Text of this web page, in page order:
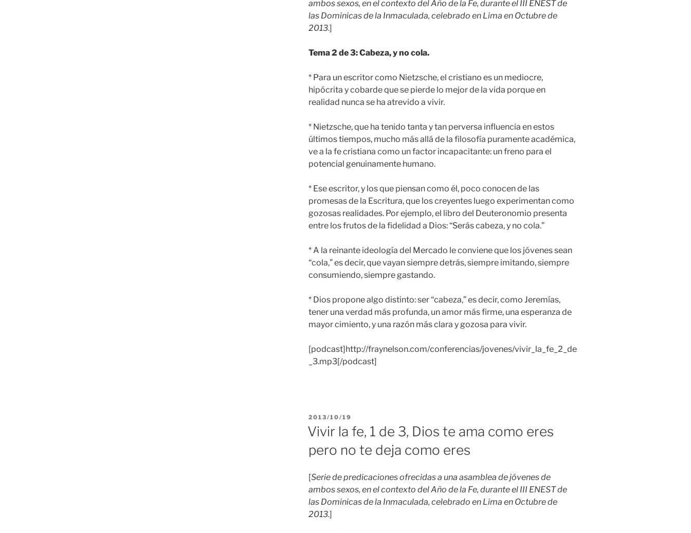
ambos sexos, en el contexto del Año de la Fe, durante el III ENEST de
las Dominicas de la Inmaculada, celebrado en Lima en Octubre de
2013.]
Tema 2 de 3: Cabeza, y no cola.
* Para un escritor como Nietzsche, el cristiano es un mediocre,
hipócrita y cobarde que se pierde lo mejor de la vida porque en
realidad nunca se ha atrevido a vivir.
* Nietzsche, que ha tenido tanta y tan perversa influencia en estos
últimos tiempos, mucho más allá de la filosofía puramente académica,
ve a la fe cristiana como un factor incapacitante: un freno para el
potencial genuinamente humano.
* Ese escritor, y los que piensan como él, poco conocen de las
promesas de la Escritura, que los creyentes luego experimentan como
gozosas realidades. Por ejemplo, el libro del Deuteronomio presenta
entre los frutos de la fidelidad a Dios: “Serás cabeza, y no cola.”
* A la reinante ideología del Mercado le conviene que los jóvenes sean
“cola,” es decir, que vayan siempre detrás, siempre imitando, siempre
consumiendo, siempre gastando.
* Dios propone algo distinto: ser “cabeza,” es decir, como Jeremías,
tener una verdad más profunda, un amor más firme, una esperanza de
mayor cimiento, y una razón más clara y gozosa para vivir.
[podcast]http://fraynelson.com/conferencias/jovenes/vivir_la_fe_2_de
_3.mp3[/podcast]
PUBLICADO
EL
2013/10/19
Vivir la fe, 1 de 3, Dios te ama como eres
pero no te deja como eres
[Serie de predicaciones ofrecidas a una asamblea de jóvenes de
ambos sexos, en el contexto del Año de la Fe, durante el III ENEST de
las Dominicas de la Inmaculada, celebrado en Lima en Octubre de
2013.]